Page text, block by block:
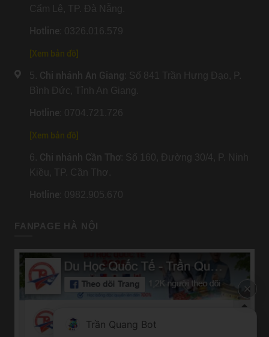
Cẩm Lệ, TP. Đà Nẵng.
Hotline: 0326.016.579
Xem bản đồ
5. Chi nhánh An Giang: Số 841 Trần Hưng Đạo, P.
Bình Đức, Tỉnh An Giang.
Hotline: 0704.721.726
Xem bản đồ
6. Chi nhánh Cần Thơ: Số 160, Đường 30/4, P. Ninh
Kiều, TP. Cần Thơ.
Hotline: 0982.905.670
FANPAGE HÀ NỘI
Trần Quang Bot